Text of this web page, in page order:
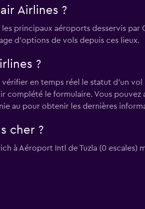
Airlines ?
principaux aéroports desservis par
d'options de vols depuis ces lieux.
?
en temps réel le statut d'un
complété le formulaire. Vous pouvez
au pour obtenir les dernières
cher ?
à Aéroport Intl de Tuzla (0 escales)